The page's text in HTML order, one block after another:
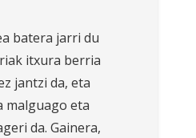
batera jarri du
itxura berria
jantzi da, eta
malguago eta
da. Gainera,